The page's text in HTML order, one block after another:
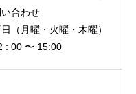
い合わせ
（月曜・火曜・木曜）
: 00 〜 15:00